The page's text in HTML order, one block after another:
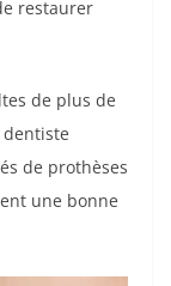
restaurer
de plus de
de prothèses
une bonne